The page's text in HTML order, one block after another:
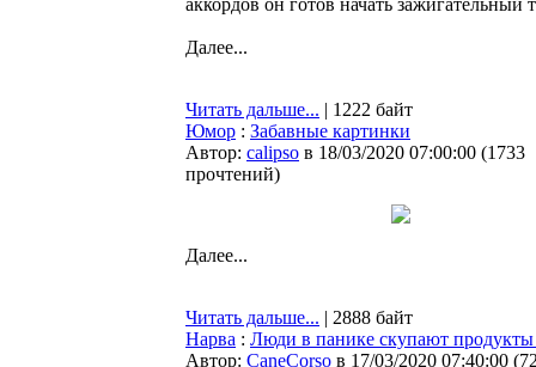
аккордов он готов начать зажигательный
Далее...
Читать дальше... | 1222 байт
Юмор : Забавные картинки
Автор: calipso в 18/03/2020 07:00:00 (1733
прочтений)
Далее...
Читать дальше... | 2888 байт
Нарва : Люди в панике скупают
Автор: CaneCorso в 17/03/2020 07:40:00 (